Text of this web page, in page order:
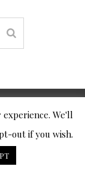
Voorwaarden
We'll
out if you wish.